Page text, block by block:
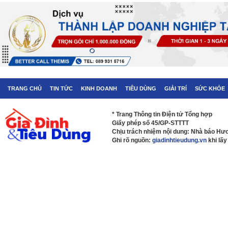
TRANG CHỦ TIN TỨC KINH DOANH TIÊU DÙNG GIẢI TRÍ SỨC KHỎE
* Trang Thông tin Điện tử Tổng hợp
Giấy phép số 45/GP-STTTT
Chịu trách nhiệm nội dung: Nhà báo
Ghi rõ nguồn: giadinhtieudung.vn khi